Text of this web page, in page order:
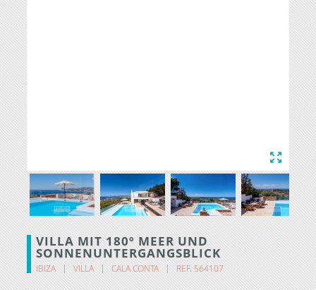
VILLA MIT 180º MEER UND
SONNENUNTERGANGSBLICK
IBIZA VILLA CALA CONTA REF. 564107